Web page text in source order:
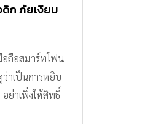
ก ภัยเงียบ
ถือสมาร์ทโฟน
าเป็นการหยิบ
ย่าเพิ่งให้สิทธิ์